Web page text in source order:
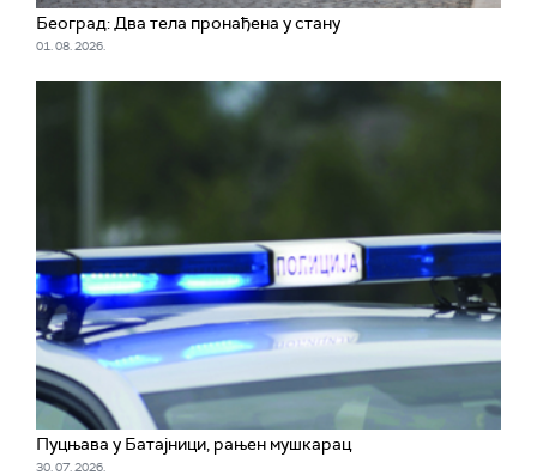
Београд: Два тела пронађена у стану
01. 08. 2026.
Пуцњава у Батајници, рањен мушкарац
30. 07. 2026.